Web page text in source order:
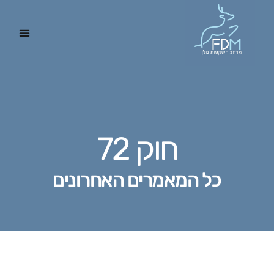
חוק 72
כל המאמרים האחרונים